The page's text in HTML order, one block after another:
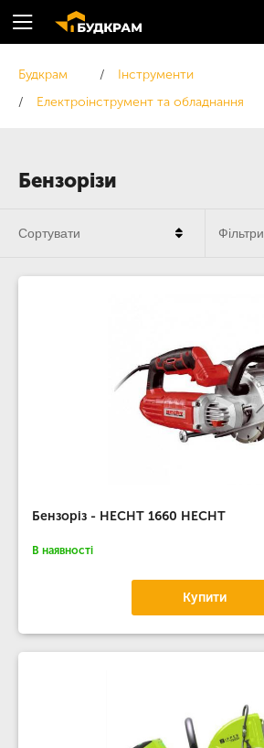
Бензорізи
Будкрам
Інструменти
Електроінструмент та обладнання
Бензоріз - HECHT 1660 HECHT
В наявності
Купити
Сортувати Фільтри